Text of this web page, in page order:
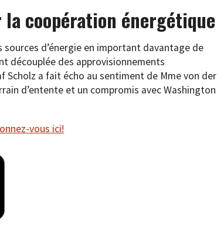
la coopération énergétique
d’énergie en important davantage de
découplée des approvisionnements
Scholz a fait écho au sentiment de Mme von der
d’entente et un compromis avec Washington
vous ici!